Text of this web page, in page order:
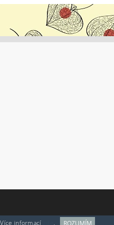
informací
. ROZUMÍM